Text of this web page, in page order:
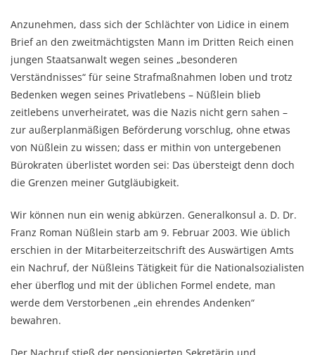
Anzunehmen, dass sich der Schlächter von Lidice in einem
Brief an den zweitmächtigsten Mann im Dritten Reich einen
jungen Staatsanwalt wegen seines „besonderen
Verständnisses“ für seine Strafmaßnahmen loben und trotz
Bedenken wegen seines Privatlebens – Nüßlein blieb
zeitlebens unverheiratet, was die Nazis nicht gern sahen –
zur außerplanmäßigen Beförderung vorschlug, ohne etwas
von Nüßlein zu wissen; dass er mithin von untergebenen
Bürokraten überlistet worden sei: Das übersteigt denn doch
die Grenzen meiner Gutgläubigkeit.
Wir können nun ein wenig abkürzen. Generalkonsul a. D. Dr.
Franz Roman Nüßlein starb am 9. Februar 2003. Wie üblich
erschien in der Mitarbeiterzeitschrift des Auswärtigen Amts
ein Nachruf, der Nüßleins Tätigkeit für die Nationalsozialisten
eher überflog und mit der üblichen Formel endete, man
werde dem Verstorbenen „ein ehrendes Andenken“
bewahren.